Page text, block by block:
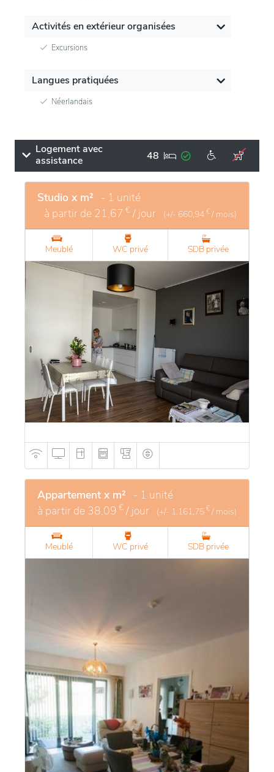
Activités en extérieur organisées
Excursions
Langues pratiquées
Néerlandais
Logement avec
assistance
48
Studio x m² - 1 unité
à partir de 21,67 € / jour (+/- 660,94 € / mois)
Meublé WC privé SDB privée
Appartement x m² - 1 unité
à partir de 38,09 € / jour (+/- 1.161,75 € / mois)
Meublé WC privé SDB privée